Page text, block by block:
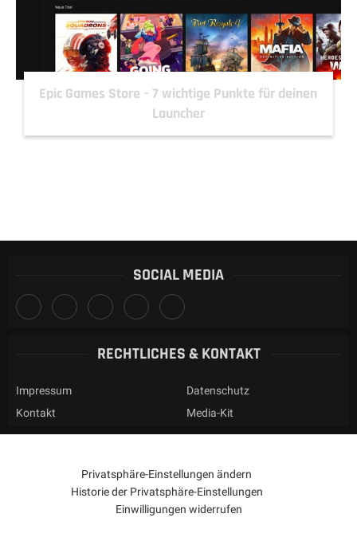
Epic Games Store – 7 wichtige Punkte für deinen
Launcher
SOCIAL MEDIA
RECHTLICHES & KONTAKT
Impressum
Datenschutz
Kontakt
Media-Kit
Privatsphäre-Einstellungen ändern
Historie der Privatsphäre-Einstellungen
Einwilligungen widerrufen